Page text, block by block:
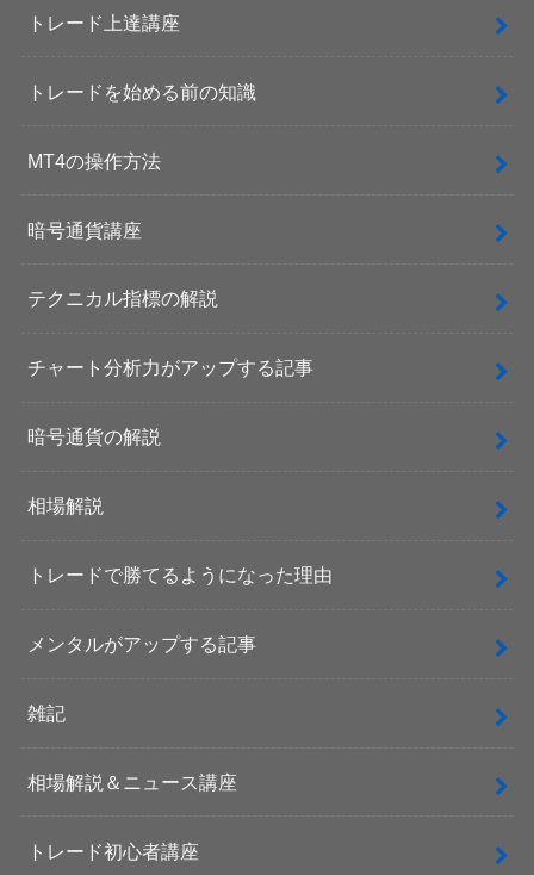
トレード上達講座
トレードを始める前の知識
MT4の操作方法
暗号通貨講座
テクニカル指標の解説
チャート分析力がアップする記事
暗号通貨の解説
相場解説
トレードで勝てるようになった理由
メンタルがアップする記事
雑記
相場解説＆ニュース講座
トレード初心者講座